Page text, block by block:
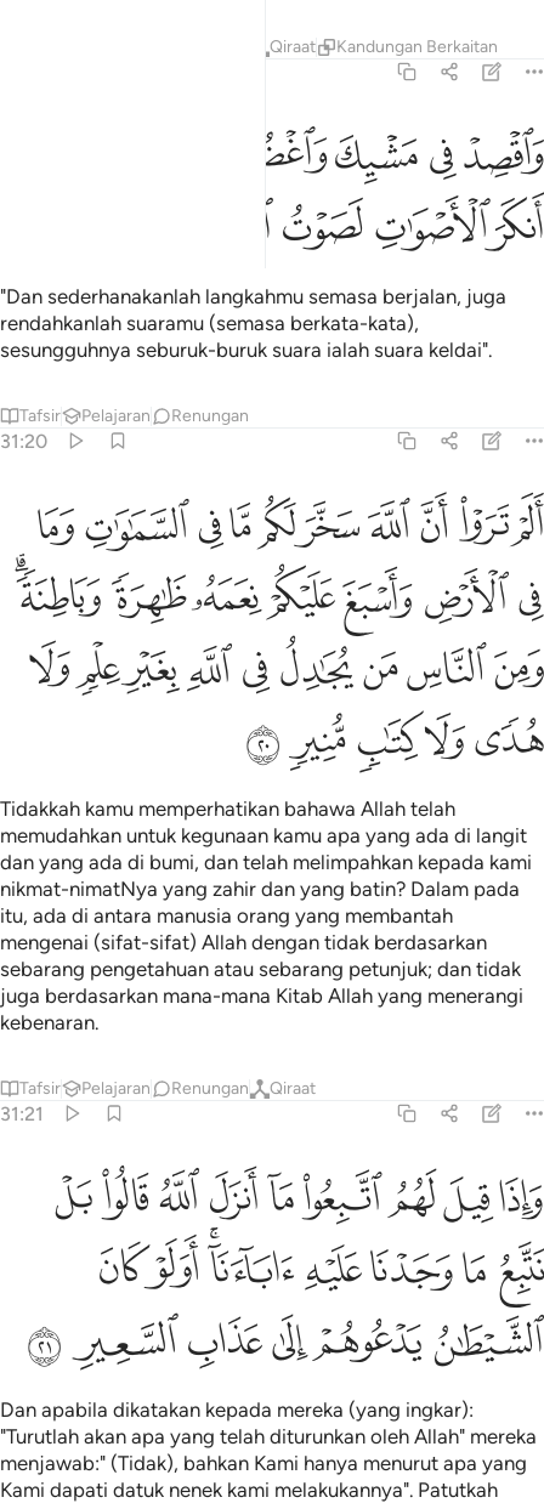
Qiraat Kandungan Berkaitan
واقصد في مشيك واغضض من صوتك ان انكر الاصوات لصوت الحمير ١٩
وَٱقْصِدْ فِى مَشْيِكَ وَٱغْضُضْ مِن صَوْتِكَ ۚ إِنَّ أَنكَرَ ٱلْأَصْوَٰتِ لَصَوْتُ
ﳘﳙﳚﳛ
ﳠﳡﳢﳣ
"Dan sederhanakanlah langkahmu semasa berjalan, juga
rendahkanlah suaramu (semasa berkata-kata),
sesungguhnya seburuk-buruk suara ialah suara keldai".
Tafsir Pelajaran Renungan
31:20
الم تروا ان الله سخر لكم ما في السماوات وما في الارض واسبغ
أَلَمْ تَرَوْا۟ أَنَّ ٱللَّهَ سَخَّرَ لَكُم مَّا فِى ٱلسَّمَـٰوَٰتِ وَمَا فِى ٱلْأَرْضِ
ﱁﱂﱃﱄﱅﱆﱇﱈﱉﱊ
ﱋﱌﱍﱎﱏﱐﱑﱒ
ﱓﱔﱕﱖﱗﱘﱙﱚﱛ
ﱜﱝﱞﱟﱠ
Tidakkah kamu memperhatikan bahawa Allah telah
memudahkan untuk kegunaan kamu apa yang ada di langit
dan yang ada di bumi, dan telah melimpahkan kepada kami
nikmat-nimatNya yang zahir dan yang batin? Dalam pada
itu, ada di antara manusia orang yang membantah
mengenai (sifat-sifat) Allah dengan tidak berdasarkan
sebarang pengetahuan atau sebarang petunjuk; dan tidak
juga berdasarkan mana-mana Kitab Allah yang menerangi
kebenaran.
Tafsir Pelajaran Renungan Qiraat
31:21
واذا قيل لهم اتبعوا ما انزل الله قالوا بل نتبع ما وجدنا عليه اباءنا
وَإِذَا قِيلَ لَهُمُ ٱتَّبِعُوا۟ مَآ أَنزَلَ ٱللَّهُ قَالُوا۟ بَلْ نَتَّبِعُ مَا
ﱡﱢﱣﱤﱥﱦﱧﱨﱩ
ﱪ ﱫﱬﱭﱮﱯﱰﱱ
ﱲﱳﱴﱵﱶﱷ
Dan apabila dikatakan kepada mereka (yang ingkar):
"Turutlah akan apa yang telah diturunkan oleh Allah" mereka
menjawab:" (Tidak), bahkan Kami hanya menurut apa yang
Kami dapati datuk nenek kami melakukannya". Patutkah